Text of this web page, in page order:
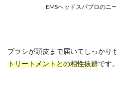
EMSヘッドスパプロのニ
ブラシが頭皮まで届いてしっかり
トリートメントとの相性抜群です。